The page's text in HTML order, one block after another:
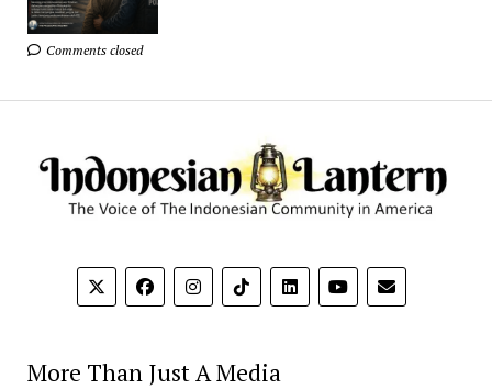
Comments closed
More Than Just A Media